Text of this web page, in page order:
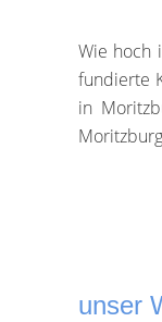
Wie hoch
fundierte
in
unser